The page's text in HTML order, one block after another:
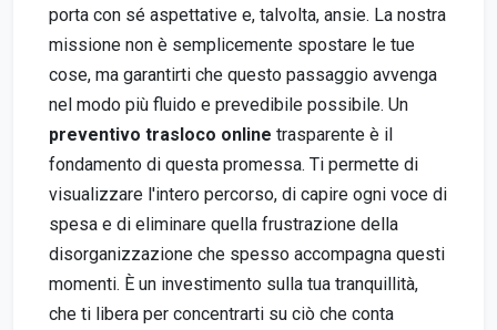
porta con sé aspettative e, talvolta, ansie. La nostra
missione non è semplicemente spostare le tue
cose, ma garantirti che questo passaggio avvenga
nel modo più fluido e prevedibile possibile. Un
preventivo trasloco online trasparente è il
fondamento di questa promessa. Ti permette di
visualizzare l'intero percorso, di capire ogni voce di
spesa e di eliminare quella frustrazione della
disorganizzazione che spesso accompagna questi
momenti. È un investimento sulla tua tranquillità,
che ti libera per concentrarti su ciò che conta